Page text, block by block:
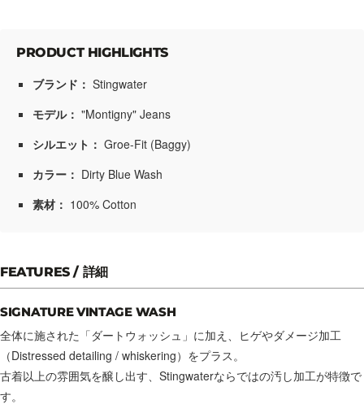
PRODUCT HIGHLIGHTS
ブランド： Stingwater
モデル： "Montigny" Jeans
シルエット： Groe-Fit (Baggy)
カラー： Dirty Blue Wash
素材： 100% Cotton
FEATURES / 詳細
SIGNATURE VINTAGE WASH
全体に施された「ダートウォッシュ」に加え、ヒゲやダメージ加工
（Distressed detailing / whiskering）をプラス。
古着以上の雰囲気を醸し出す、Stingwaterならではの汚し加工が特徴で
す。